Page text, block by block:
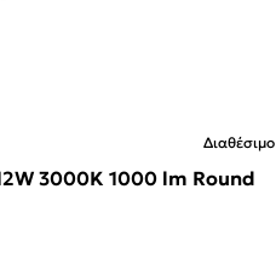
Διαθέσιμο
3000K 1000 lm Round